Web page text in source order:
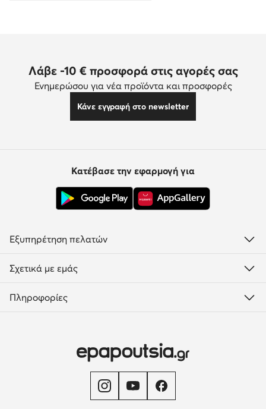
Λάβε -10 € προσφορά στις αγορές σας
Ενημερώσου για νέα προϊόντα και προσφορές
Κάνε εγγραφή στο newsletter
Κατέβασε την εφαρμογή για
Εξυπηρέτηση πελατών
Σχετικά με εμάς
Πληροφορίες